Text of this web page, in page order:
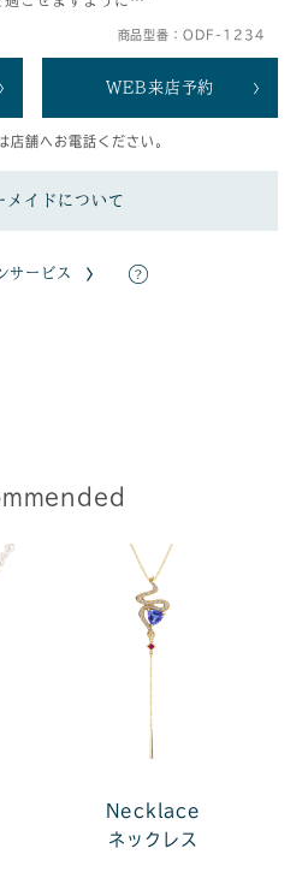
商品型番：ODF-1234
WEB来店予約
店舗へお電話ください。
メイドについて
サービス
Necklace
ネックレス